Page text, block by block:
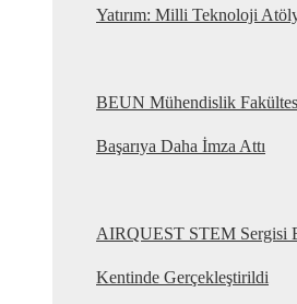
Yatırım: Milli Teknoloji
BEUN Mühendislik
Başarıya Daha İmza Attı
AIRQUEST STEM Sergisi
Kentinde Gerçekleştirildi